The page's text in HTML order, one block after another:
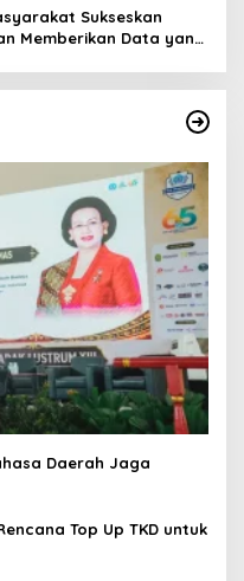
Sukseskan
Memberikan Data yang
Daerah Jaga
Top Up TKD untuk